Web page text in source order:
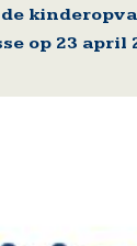
op 23 april